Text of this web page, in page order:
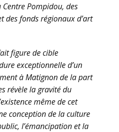
Pompidou, des
des fonds régionaux d’art
figure de cible
exceptionnelle d’un
à Matignon de la part
révèle la gravité du
même de cet
conception de la culture
l’émancipation et la